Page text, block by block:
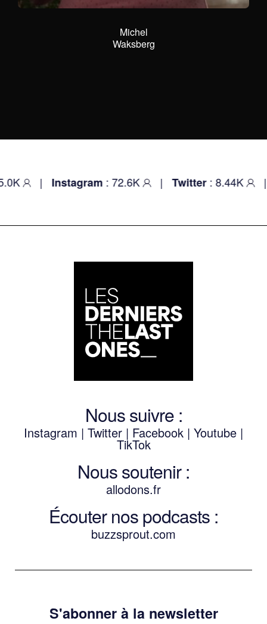
Michel
Waksberg
Instagram: 72.6K |Twitter: 8.44K |
Nous suivre :
Instagram | Twitter | Facebook | Youtube |
TikTok
Nous soutenir :
allodons.fr
Écouter nos podcasts :
buzzsprout.com
S'abonner à la newsletter